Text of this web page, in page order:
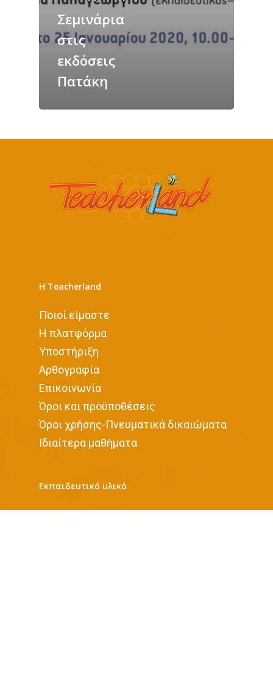
Σεμινάρια
στις
εκδόσεις
Πατάκη
Η Teacherland
Ποιοί είμαστε
Η πλατφόρμα
Υποστήριξη
Αρθογραφία
Επικοινωνία
Όροι και προϋποθέσεις
Όροι χρήσης-Πνευματικά δικαιώματα
Iδιαίτερα μαθήματα
Εκπαιδευτικό υλικό
Νηπιαγωγείο